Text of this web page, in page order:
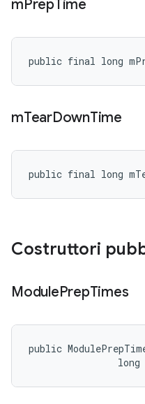
mPrepTime
public final long
mTearDownTime
public final long
Costruttori
ModulePrepTimes
public
long